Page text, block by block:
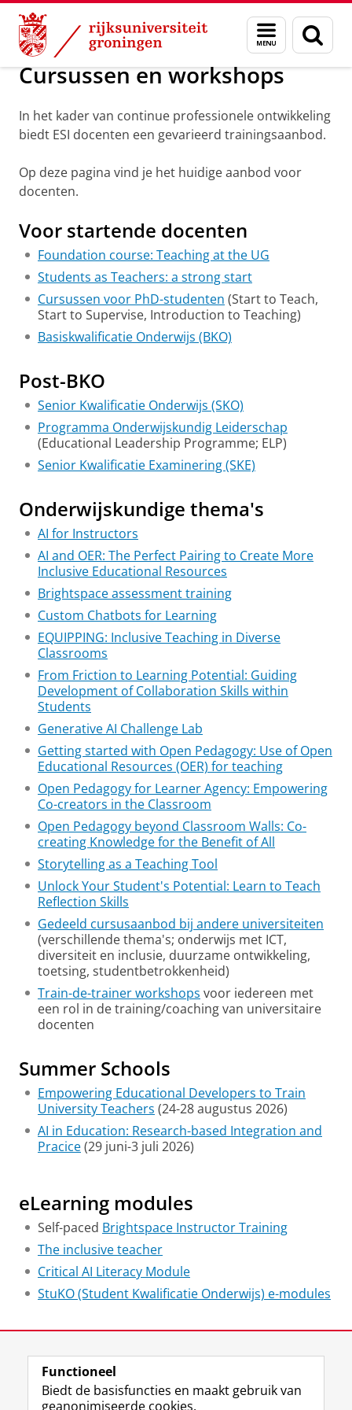
Skip
Content
Skip
Navigation
Menu
en
zoeken
Cursussen en workshops
Cursussen en workshops
In het kader van continue professionele ontwikkeling
biedt ESI docenten een gevarieerd trainingsaanbod.
Op deze pagina vind je het huidige aanbod voor
docenten.
Voor startende docenten
Foundation course: Teaching at the UG
Students as Teachers: a strong start
Cursussen voor PhD-studenten (Start to Teach,
Start to Supervise, Introduction to Teaching)
Basiskwalificatie Onderwijs (BKO)
Post-BKO
Senior Kwalificatie Onderwijs (SKO)
Programma Onderwijskundig Leiderschap
(Educational Leadership Programme; ELP)
Senior Kwalificatie Examinering (SKE)
Onderwijskundige thema's
AI for Instructors
AI and OER: The Perfect Pairing to Create More
Inclusive Educational Resources
Brightspace assessment training
Custom Chatbots for Learning
EQUIPPING: Inclusive Teaching in Diverse
Classrooms
From Friction to Learning Potential: Guiding
Development of Collaboration Skills within
Students
Generative AI Challenge Lab
Getting started with Open Pedagogy: Use of Open
Educational Resources (OER) for teaching
Open Pedagogy for Learner Agency: Empowering
Co-creators in the Classroom
Open Pedagogy beyond Classroom Walls: Co-
creating Knowledge for the Benefit of All
Storytelling as a Teaching Tool
Unlock Your Student's Potential: Learn to Teach
Reflection Skills
Gedeeld cursusaanbod bij andere universiteiten
(verschillende thema's; onderwijs met ICT,
diversiteit en inclusie, duurzame ontwikkeling,
toetsing, studentbetrokkenheid)
Train-de-trainer workshops voor iedereen met
een rol in de training/coaching van universitaire
docenten
Summer Schools
Empowering Educational Developers to Train
University Teachers (24-28 augustus 2026)
AI in Education: Research-based Integration and
Pracice(29 juni-3 juli 2026)
eLearning modules
Self-paced Brightspace Instructor Training
The inclusive teacher
Critical AI Literacy Module
StuKO (Student Kwalificatie Onderwijs) e-modules
View this page in:English
Functioneel
Biedt de basisfuncties en maakt gebruik van
geanonimiseerde cookies.